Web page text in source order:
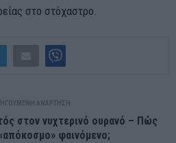
στο στόχαστρο.
ΑΝΆΡΤΗΣΗ
στον νυχτερινό ουρανό – Πώς
φαινόμενο;